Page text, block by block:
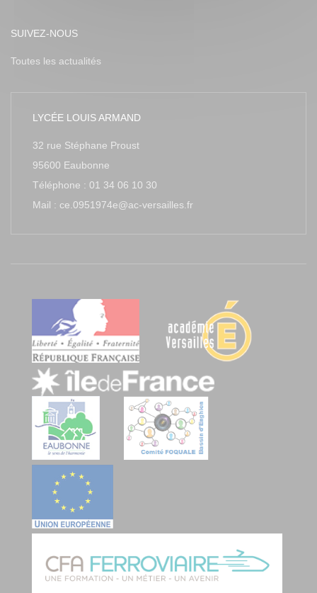
SUIVEZ-NOUS
Toutes les actualités
LYCÉE LOUIS ARMAND
32 rue Stéphane Proust
95600 Eaubonne
Téléphone : 01 34 06 10 30
Mail : ce.0951974e@ac-versailles.fr